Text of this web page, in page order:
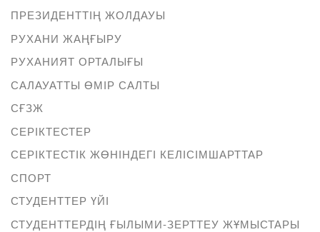
ПРЕЗИДЕНТТІҢ ЖОЛДАУЫ
РУХАНИ ЖАҢҒЫРУ
РУХАНИЯТ ОРТАЛЫҒЫ
САЛАУАТТЫ ӨМІР САЛТЫ
СҒЗЖ
СЕРІКТЕСТЕР
СЕРІКТЕСТІК ЖӨНІНДЕГІ КЕЛІСІМШАРТТАР
СПОРТ
СТУДЕНТТЕР ҮЙІ
СТУДЕНТТЕРДІҢ ҒЫЛЫМИ-ЗЕРТТЕУ ЖҰМЫСТАРЫ